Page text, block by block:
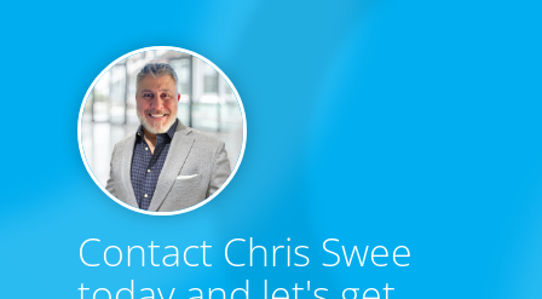
Contact Chris Swee